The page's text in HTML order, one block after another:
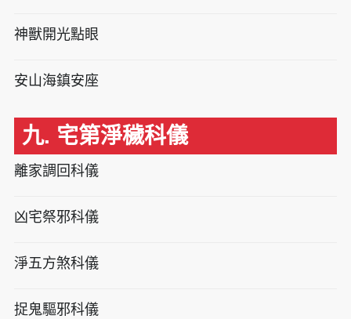
神獸開光點眼
安山海鎮安座
九. 宅第淨穢科儀
離家調回科儀
凶宅祭邪科儀
淨五方煞科儀
捉鬼驅邪科儀